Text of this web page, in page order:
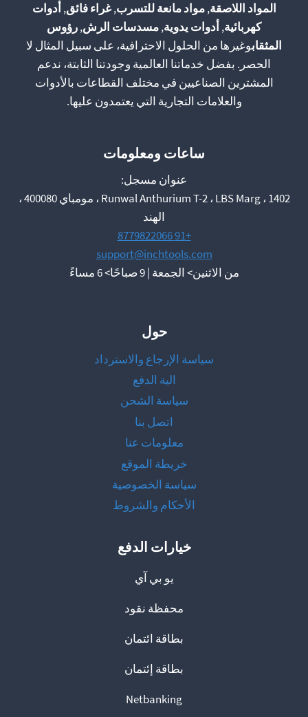
المواد اللاصقة,مواد مانعة للتسرب,غراء فائق,أدوات
كهربائية,أدوات يدوية,مسدسات الرش,رؤوس
المثقابوغيرها من الحلول الاحترافية، على سبيل المثال لا
الحصر. بفضل خدماتنا العالمية وجودتنا الثابتة، ندعم
المشترين الصناعيين في مختلف القطاعات بالأدوات
والعلامات التجارية التي يعتمدون عليها.
ساعات ومعلومات
عنوان مسجل:
1402 ، Runwal Anthurium T-2 ، LBS Marg ، مومباي 400080 ،
الهند
+91 8779822066
support@inchtools.com
من الاثنين> الجمعة | 9 صباحًا> 6 مساءً
حول
سياسة الإرجاع والاسترداد
الية الدفع
سياسة الشحن
اتصل بنا
معلومات عنا
خريطة الموقع
سياسة الخصوصية
الأحكام والشروط
خيارات الدفع
يو بي آي
محفظة نقود
بطاقة ائتمان
بطاقة إئتمان
Netbanking